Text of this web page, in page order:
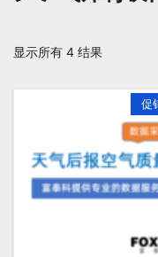
显示所有 4 结果按
评
促